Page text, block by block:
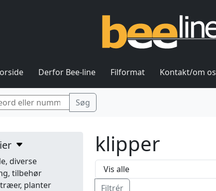
Derfor Bee-line Filformat Kontakt/om os
diverse
tilbehør
planter
klipper
Filtrér